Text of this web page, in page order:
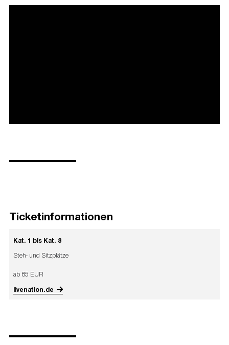
Ticketinformationen
Kat. 1 bis Kat. 8
Steh- und Sitzplätze
ab 85 EUR
livenation.de